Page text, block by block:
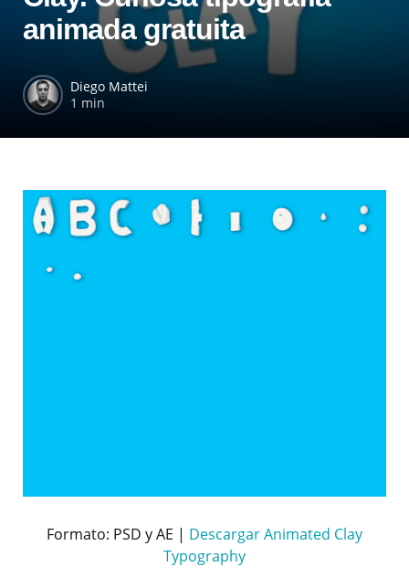
animada gratuita
Diego Mattei
1 min
Formato: PSD y AE | Descargar Animated Clay
Typography